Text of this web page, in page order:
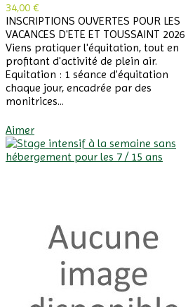
34,00 €
INSCRIPTIONS OUVERTES POUR LES
VACANCES D'ETE ET TOUSSAINT 2026
Viens pratiquer l'équitation, tout en
profitant d'activité de plein air.
Equitation : 1 séance d'équitation
chaque jour, encadrée par des
monitrices...
Aimer